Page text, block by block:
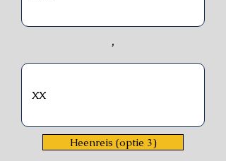
,
Heenreis (optie 3)